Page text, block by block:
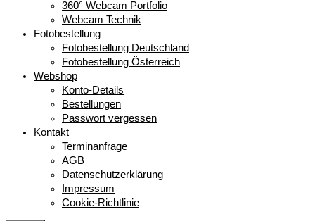
360° Webcam Portfolio
Webcam Technik
Fotobestellung
Fotobestellung Deutschland
Fotobestellung Österreich
Webshop
Konto-Details
Bestellungen
Passwort vergessen
Kontakt
Terminanfrage
AGB
Datenschutzerklärung
Impressum
Cookie-Richtlinie